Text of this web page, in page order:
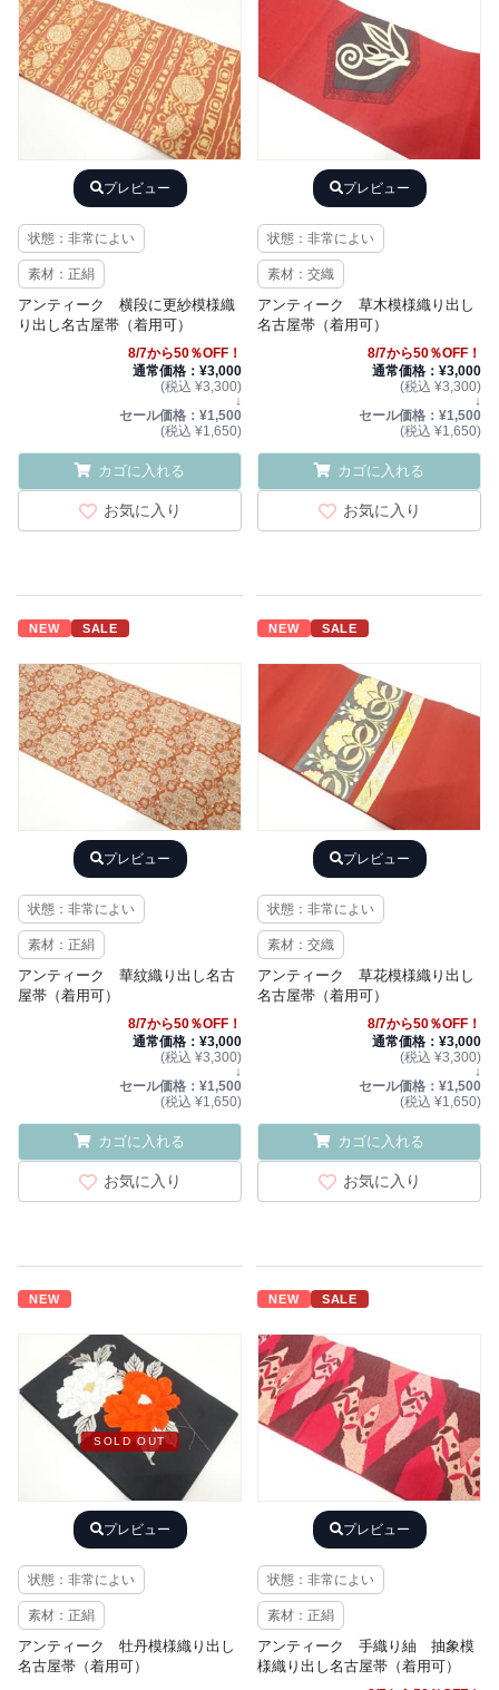
プレビュー
状態：非常によい
素材：正絹
アンティーク 横段に更紗模様織
り出し名古屋帯（着用可）
8/7から50％OFF！
通常価格：¥3,000
(税込 ¥3,300)
↓
セール価格：¥1,500
(税込 ¥1,650)
カゴに入れる
お気に入り
プレビュー
状態：非常によい
素材：交織
アンティーク 草木模様織り出し
名古屋帯（着用可）
8/7から50％OFF！
通常価格：¥3,000
(税込 ¥3,300)
↓
セール価格：¥1,500
(税込 ¥1,650)
カゴに入れる
お気に入り
NEW SALE
プレビュー
状態：非常によい
素材：正絹
アンティーク 華紋織り出し名古
屋帯（着用可）
8/7から50％OFF！
通常価格：¥3,000
(税込 ¥3,300)
↓
セール価格：¥1,500
(税込 ¥1,650)
カゴに入れる
お気に入り
NEW SALE
プレビュー
状態：非常によい
素材：交織
アンティーク 草花模様織り出し
名古屋帯（着用可）
8/7から50％OFF！
通常価格：¥3,000
(税込 ¥3,300)
↓
セール価格：¥1,500
(税込 ¥1,650)
カゴに入れる
お気に入り
NEW
SOLD OUT
プレビュー
状態：非常によい
素材：正絹
アンティーク 牡丹模様織り出し
名古屋帯（着用可）
NEW SALE
プレビュー
状態：非常によい
素材：正絹
アンティーク 手織り紬 抽象模
様織り出し名古屋帯（着用可）